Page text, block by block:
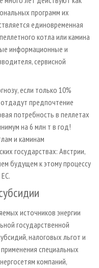
программ их
единовременная
котла или камина
информационные и
сервисной
если только 10%
предпочтение
потребность в пеллетах
на 6 млн т в год!
и каминам
государствах: Австрии,
будущем к этому процессу
источников энергии
государственной
налоговых льгот и
специальных
компаний,